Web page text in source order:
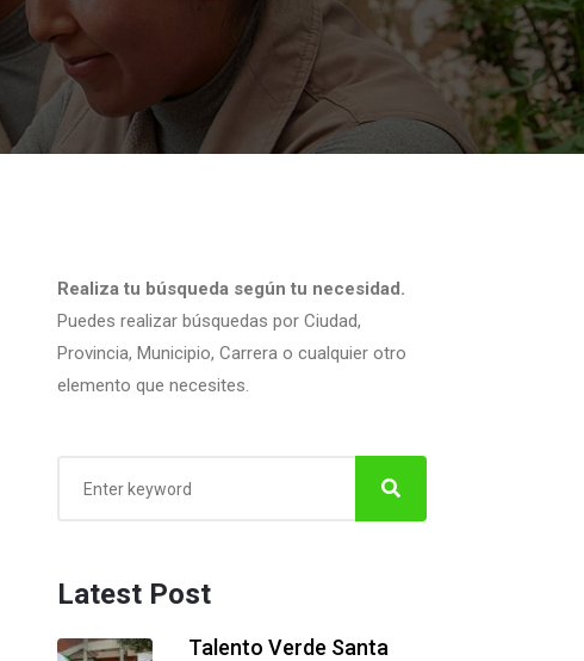
Realiza tu búsqueda según tu necesidad.
Puedes realizar búsquedas por Ciudad,
Provincia, Municipio, Carrera o cualquier otro
elemento que necesites.
Latest Post
Talento Verde Santa